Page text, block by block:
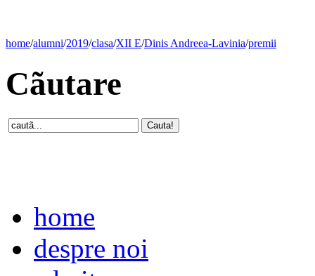
home/alumni/2019/clasa/XII E/Dinis Andreea-Lavinia/premii
Cãutare
home
despre noi